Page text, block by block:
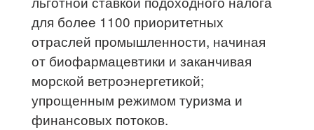
для более 1100 приоритетных
отраслей промышленности, начиная
от биофармацевтики и заканчивая
морской ветроэнергетикой;
упрощенным режимом туризма и
финансовых потоков.